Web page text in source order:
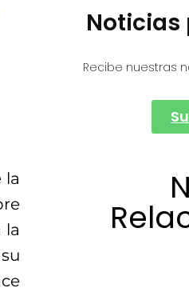
la
la
Noticias
Recibe nuestras